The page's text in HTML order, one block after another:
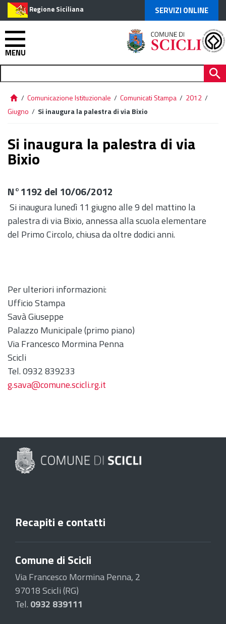
Regione Siciliana SERVIZI ONLINE
MENU
/ Comunicazione Istituzionale / Comunicati Stampa / 2012 /
Giugno / Si inaugura la palestra di via Bixio
Si inaugura la palestra di via
Bixio
N°1192 del 10/06/2012
Si inaugura lunedì 11 giugno alle 9 del mattino la
palestra di via Bixio, annessa alla scuola elementare
del Primo Circolo, chiusa da oltre dodici anni.
Per ulteriori informazioni:
Ufficio Stampa
Savà Giuseppe
Palazzo Municipale (primo piano)
Via Francesco Mormina Penna
Scicli
Tel. 0932 839233
g.sava@comune.scicli.rg.it
Recapiti e contatti
Comune di Scicli
Via Francesco Mormina Penna, 2
97018 Scicli (RG)
Tel. 0932 839111